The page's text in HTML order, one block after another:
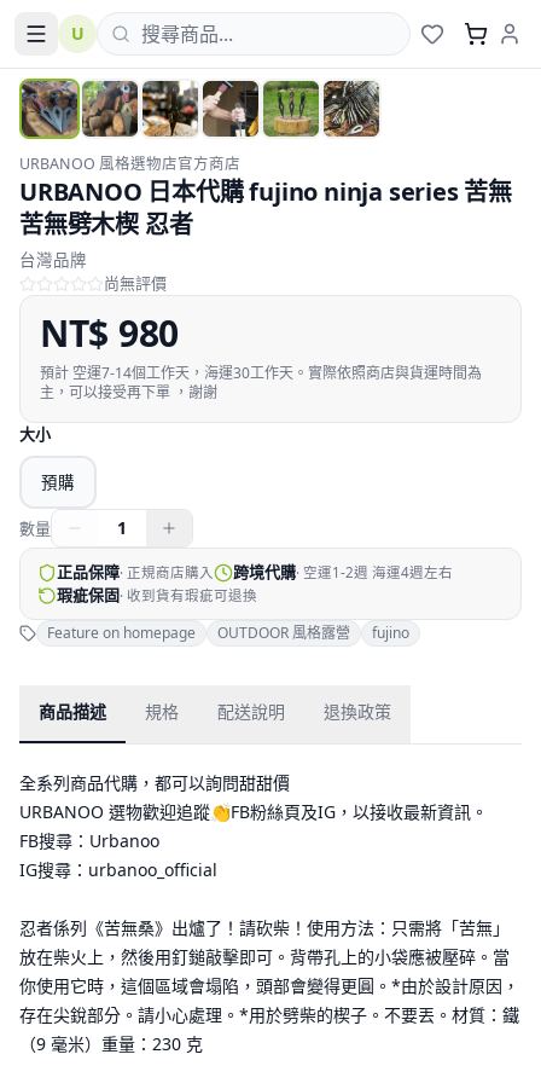
U
URBANOO 風格選物店官方商店
URBANOO 日本代購 fujino ninja series 苦無
苦無劈木楔 忍者
台灣品牌
尚無評價
NT$ 980
預計 空運7-14個工作天，海運30工作天。實際依照商店與貨運時間為
主，可以接受再下單 ，謝謝
大小
預購
數量 1
正品保障· 正規商店購入 跨境代購· 空運1-2週 海運4週左右
瑕疵保固· 收到貨有瑕疵可退換
Feature on homepage OUTDOOR 風格露營 fujino
商品描述 規格 配送說明 退換政策
全系列商品代購，都可以詢問甜甜價
URBANOO 選物歡迎追蹤👏FB粉絲頁及IG，以接收最新資訊。
FB搜尋：Urbanoo
IG搜尋：urbanoo_official
忍者係列《苦無桑》出爐了！請砍柴！使用方法：只需將「苦無」
放在柴火上，然後用釘鎚敲擊即可。背帶孔上的小袋應被壓碎。當
你使用它時，這個區域會塌陷，頭部會變得更圓。*由於設計原因，
存在尖銳部分。請小心處理。*用於劈柴的楔子。不要丟。材質：鐵
（9 毫米）重量：230 克